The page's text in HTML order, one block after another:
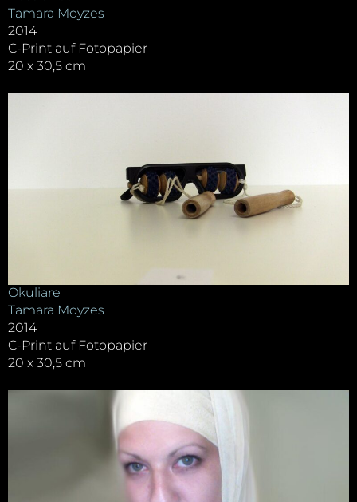
Tamara Moyzes
2014
C-Print auf Fotopapier
20 x 30,5 cm
Okuliare
Tamara Moyzes
2014
C-Print auf Fotopapier
20 x 30,5 cm